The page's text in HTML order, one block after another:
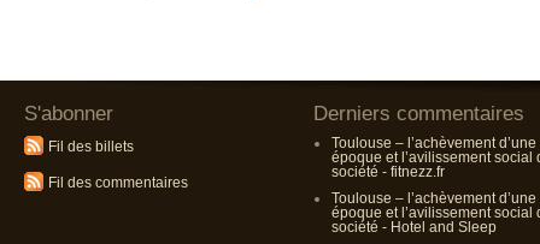
S'abonner
Fil des billets
Fil des commentaires
Derniers commentaires
Toulouse – l’achèvement d’une
époque et l’avilissement social
société - fitnezz.fr
Toulouse – l’achèvement d’une
époque et l’avilissement social
société - Hotel and Sleep